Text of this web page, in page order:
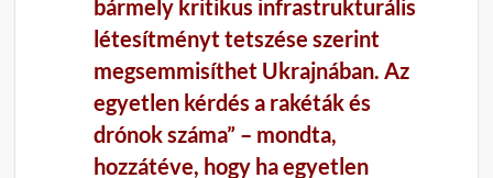
bármely kritikus infrastrukturális
létesítményt tetszése szerint
megsemmisíthet Ukrajnában. Az
egyetlen kérdés a rakéták és
drónok száma” – mondta,
hozzátéve, hogy ha egyetlen